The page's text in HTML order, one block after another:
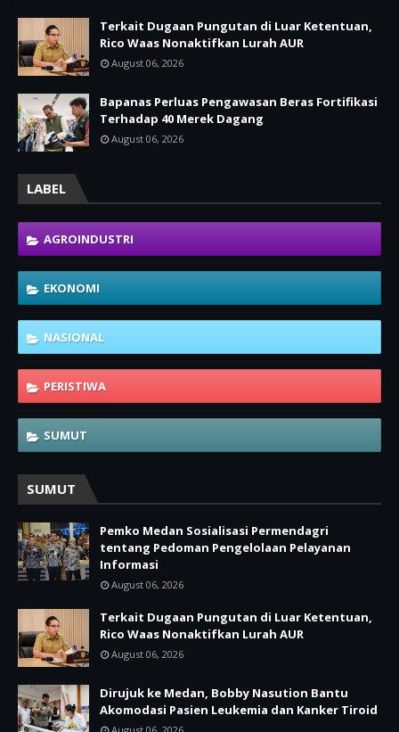
Terkait Dugaan Pungutan di Luar Ketentuan,
Rico Waas Nonaktifkan Lurah AUR
August 06, 2026
Bapanas Perluas Pengawasan Beras Fortifikasi
Terhadap 40 Merek Dagang
August 06, 2026
LABEL
AGROINDUSTRI
EKONOMI
NASIONAL
PERISTIWA
SUMUT
SUMUT
Pemko Medan Sosialisasi Permendagri
tentang Pedoman Pengelolaan Pelayanan
Informasi
August 06, 2026
Terkait Dugaan Pungutan di Luar Ketentuan,
Rico Waas Nonaktifkan Lurah AUR
August 06, 2026
Dirujuk ke Medan, Bobby Nasution Bantu
Akomodasi Pasien Leukemia dan Kanker Tiroid